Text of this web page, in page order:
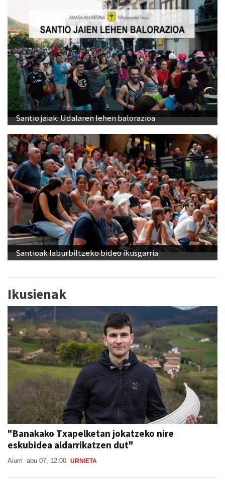
Santio jaiak: Udalaren lehen balorazioa
Santioak laburbiltzeko bideo ikusgarria
Ikusienak
"Banakako Txapelketan jokatzeko nire
eskubidea aldarrikatzen dut"
Aiurri abu 07, 12:00 URNIETA